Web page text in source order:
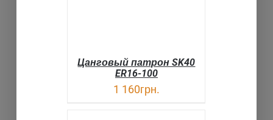
Цанговый патрон SK40
ER16-100
1 160грн.